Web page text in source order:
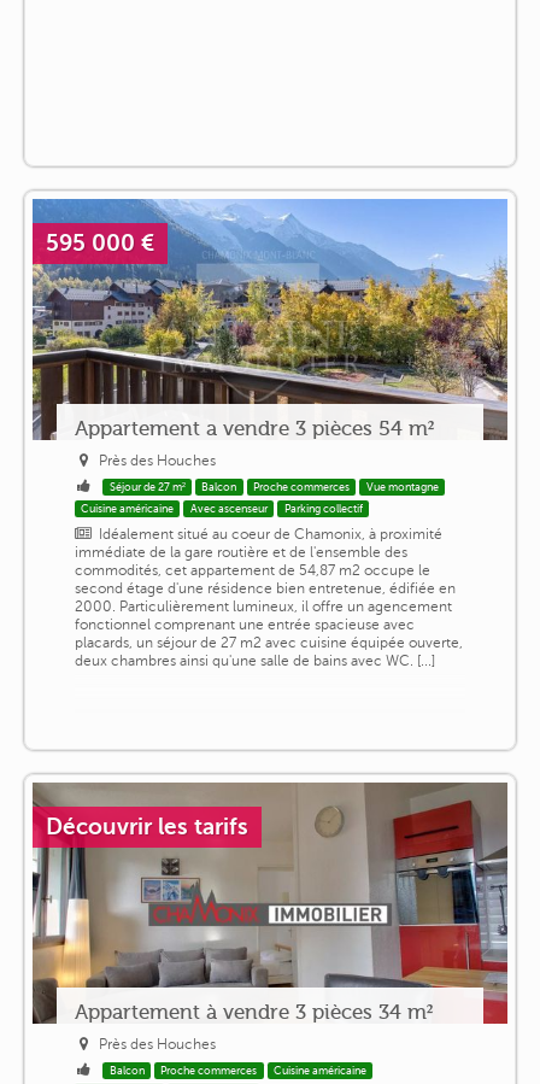
595 000 €
Appartement a vendre 3 pièces 54 m²
Près des Houches
Séjour de 27 m² Balcon Proche commerces
Vue montagne
Cuisine américaine
Avec ascenseur Parking collectif
Idéalement situé au coeur de Chamonix, à proximité
immédiate de la gare routière et de l'ensemble des
commodités, cet appartement de 54,87 m2 occupe le
second étage d'une résidence bien entretenue, édifiée en
2000. Particulièrement lumineux, il offre un agencement
fonctionnel comprenant une entrée spacieuse avec
placards, un séjour de 27 m2 avec cuisine équipée ouverte,
deux chambres ainsi qu'une salle de bains avec WC. [...]
Découvrir les tarifs
Appartement à vendre 3 pièces 34 m²
Près des Houches
Balcon Proche commerces
Cuisine américaine